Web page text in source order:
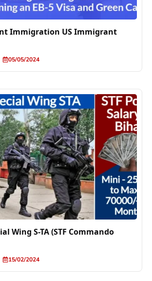
Immigration US Immigrant
05/05/2024
Wing S-TA (STF Commando
15/02/2024